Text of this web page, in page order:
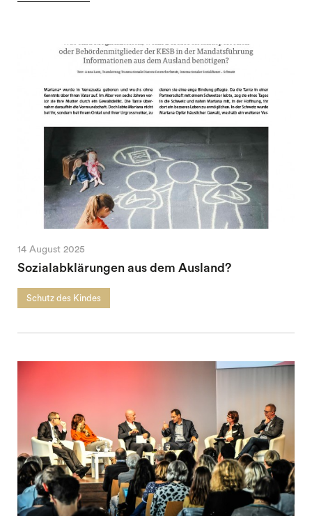
14 August 2025
Sozialabklärungen aus dem Ausland?
Schutz des Kindes